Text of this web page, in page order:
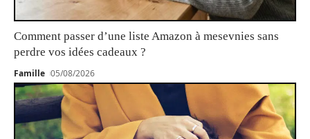
Comment passer d’une liste Amazon à mesevnies sans
perdre vos idées cadeaux ?
Famille 05/08/2026